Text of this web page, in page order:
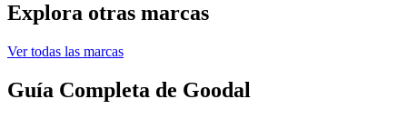
Explora otras marcas
Ver todas las marcas
Guía Completa de Goodal